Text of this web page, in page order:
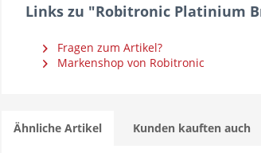
Links zu "Robitronic Platinium
Fragen zum Artikel?
Markenshop von Robitronic
Ähnliche Artikel Kunden kauften auch